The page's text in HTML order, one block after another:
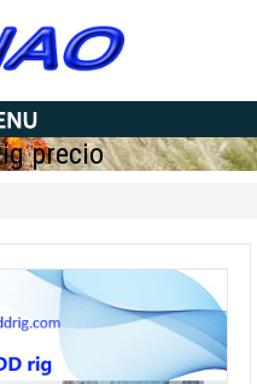
precio